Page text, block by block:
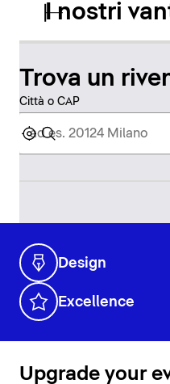
I nostri
Trova un
Città o CAP
Design
Excellence
Upgrade your